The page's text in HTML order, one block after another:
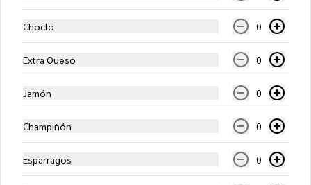
Salsa de tomates, mozzarella, queso de
cabra, jamón serrano, nueces y
Salsa bbq, mozzarella, tocino, cebolla,
aceitunas negras
Choclo 0
Extra Queso 0
Jamón 0
Champiñón 0
Esparragos 0